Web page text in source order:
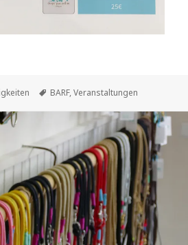
Schlagwörter
BARF,Veranstaltungen